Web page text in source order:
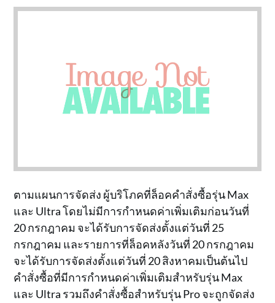
ตามแผนการจัดส่ง ผู้บริโภคที่ล็อคคำสั่งซื้อรุ่น Max
และ Ultra โดยไม่มีการกำหนดค่าเพิ่มเติมก่อนวันที่
20 กรกฎาคม จะได้รับการจัดส่งตั้งแต่วันที่ 25
กรกฎาคม และรายการที่ล็อคหลังวันที่ 20 กรกฎาคม
จะได้รับการจัดส่งตั้งแต่วันที่ 20 สิงหาคมเป็นต้นไป
คำสั่งซื้อที่มีการกำหนดค่าเพิ่มเติมสำหรับรุ่น Max
และ Ultra รวมถึงคำสั่งซื้อสำหรับรุ่น Pro จะถูกจัดส่ง